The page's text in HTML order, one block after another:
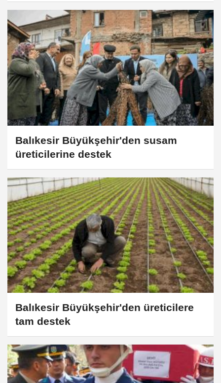
Balıkesir Büyükşehir'den susam
üreticilerine destek
Balıkesir Büyükşehir'den üreticilere
tam destek